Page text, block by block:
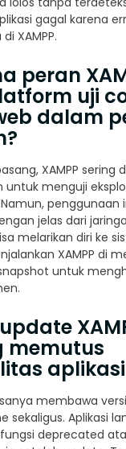
gagal karena
XAMPP.
peran
uji
dalam
XAMPP sering
menguji
penggunaan
jelas dari
melarikan diri ke
XAMPP di
untuk
memutus
membawa
sekaligus. Aplikasi
deprecated